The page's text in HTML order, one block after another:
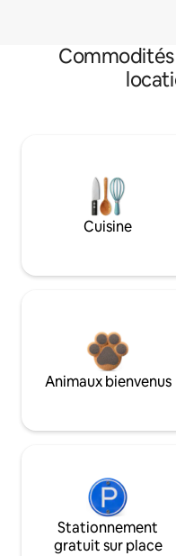
Cuisine
Animaux bienvenus
Stationnement
gratuit sur place